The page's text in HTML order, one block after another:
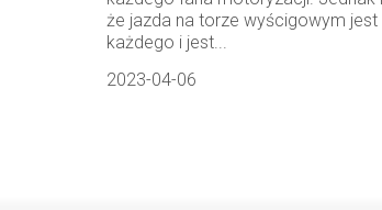
że jazda na torze wyścigowym jest
każdego i jest...
2023-04-06